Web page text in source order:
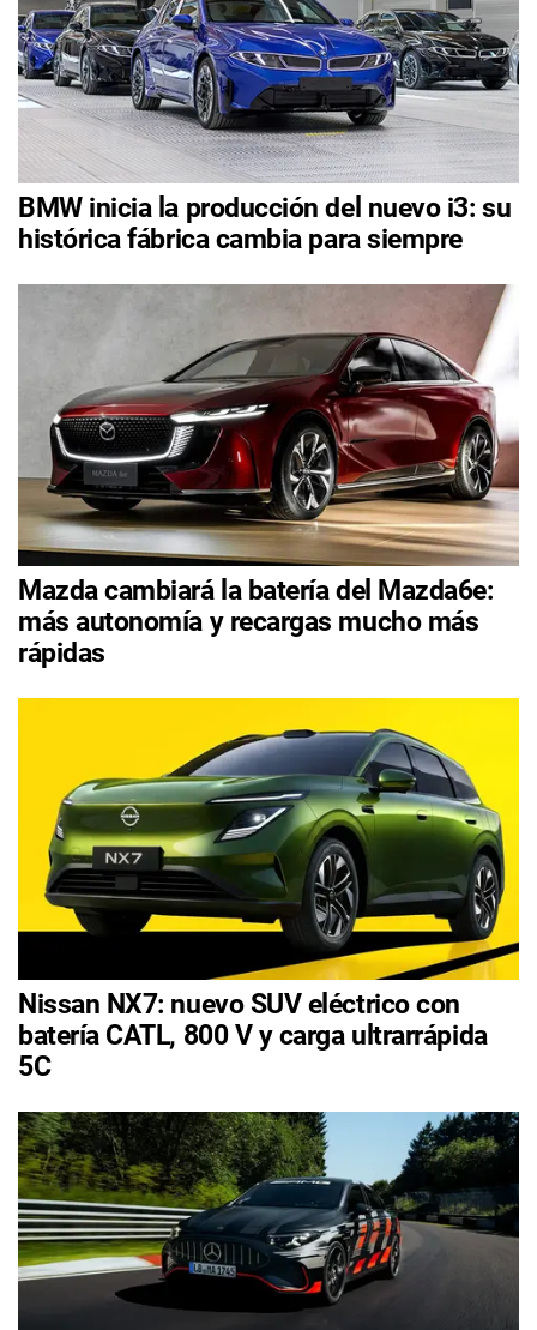
BMW inicia la producción del nuevo i3: su
histórica fábrica cambia para siempre
Mazda cambiará la batería del Mazda6e:
más autonomía y recargas mucho más
rápidas
Nissan NX7: nuevo SUV eléctrico con
batería CATL, 800 V y carga ultrarrápida
5C